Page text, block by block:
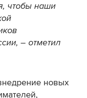
чтобы наши
– отметил
новых